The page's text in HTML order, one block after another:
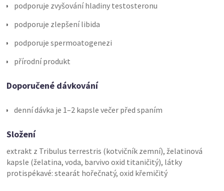
podporuje zvyšování hladiny testosteronu
podporuje zlepšení libida
podporuje spermoatogenezi
přírodní produkt
Doporučené dávkování
denní dávka je 1–2 kapsle večer před spaním
Složení
extrakt z Tribulus terrestris (kotvičník zemní), želatinová
kapsle (želatina, voda, barvivo oxid titaničitý), látky
protispékavé: stearát hořečnatý, oxid křemičitý